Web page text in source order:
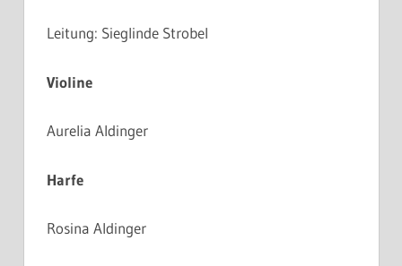
Leitung: Sieglinde Strobel
Violine
Aurelia Aldinger
Harfe
Rosina Aldinger